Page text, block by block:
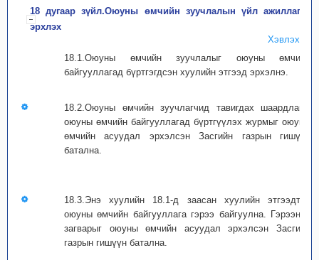
18 дугаар зүйл.Оюуны өмчийн зуучлалын үйл ажиллагаа
эрхлэх
Хэвлэх
18.1.Оюуны өмчийн зуучлалыг оюуны өмчийн
байгууллагад бүртгэгдсэн хуулийн этгээд эрхэлнэ.
18.2.Оюуны өмчийн зуучлагчид тавигдах шаардлага,
оюуны өмчийн байгууллагад бүртгүүлэх журмыг оюуны
өмчийн асуудал эрхэлсэн Засгийн газрын гишүүн
батална.
18.3.Энэ хуулийн 18.1-д заасан хуулийн этгээдтэй
оюуны өмчийн байгууллага гэрээ байгуулна. Гэрээний
загварыг оюуны өмчийн асуудал эрхэлсэн Засгийн
газрын гишүүн батална.